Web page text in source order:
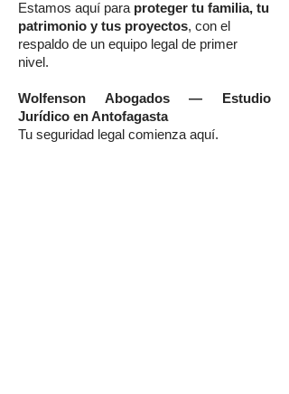
Estamos aquí para proteger tu familia, tu
patrimonio y tus proyectos, con el
respaldo de un equipo legal de primer
nivel.
Wolfenson Abogados — Estudio
Jurídico en Antofagasta
Tu seguridad legal comienza aquí.